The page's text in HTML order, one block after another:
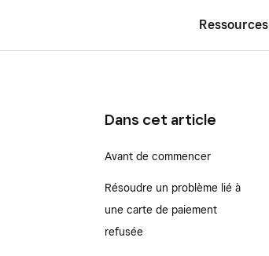
Ressources
Dans cet article
Avant de commencer
Résoudre un problème lié à
une carte de paiement
refusée